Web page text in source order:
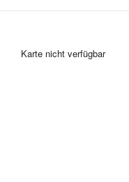
Karte nicht verfügbar